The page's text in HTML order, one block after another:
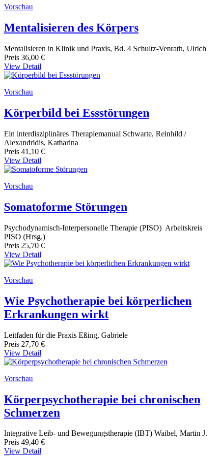
Vorschau
Mentalisieren des Körpers
Mentalisieren in Klinik und Praxis, Bd. 4 Schultz-Venrath, Ulrich
Preis 36,00 €
View Detail
Vorschau
Körperbild bei Essstörungen
Ein interdisziplinäres Therapiemanual Schwarte, Reinhild /
Alexandridis, Katharina
Preis 41,10 €
View Detail
Vorschau
Somatoforme Störungen
Psychodynamisch-Interpersonelle Therapie (PISO) Arbeitskreis
PISO (Hrsg.)
Preis 25,70 €
View Detail
Vorschau
Wie Psychotherapie bei körperlichen
Erkrankungen wirkt
Leitfaden für die Praxis Eßing, Gabriele
Preis 27,70 €
View Detail
Vorschau
Körperpsychotherapie bei chronischen
Schmerzen
Integrative Leib- und Bewegungstherapie (IBT) Waibel, Martin J.
Preis 49,40 €
View Detail